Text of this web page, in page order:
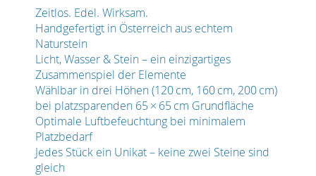
Zeitlos. Edel. Wirksam.
Handgefertigt in Österreich aus echtem
Naturstein
Licht, Wasser & Stein – ein einzigartiges
Zusammenspiel der Elemente
Wählbar in drei Höhen (120 cm, 160 cm, 200 cm)
bei platzsparenden 65 × 65 cm Grundfläche
Optimale Luftbefeuchtung bei minimalem
Platzbedarf
Jedes Stück ein Unikat – keine zwei Steine sind
gleich